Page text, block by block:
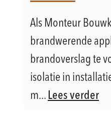
Als Monteur
brandwerende
brandoverslag te
isolatie in
m... Lees verder